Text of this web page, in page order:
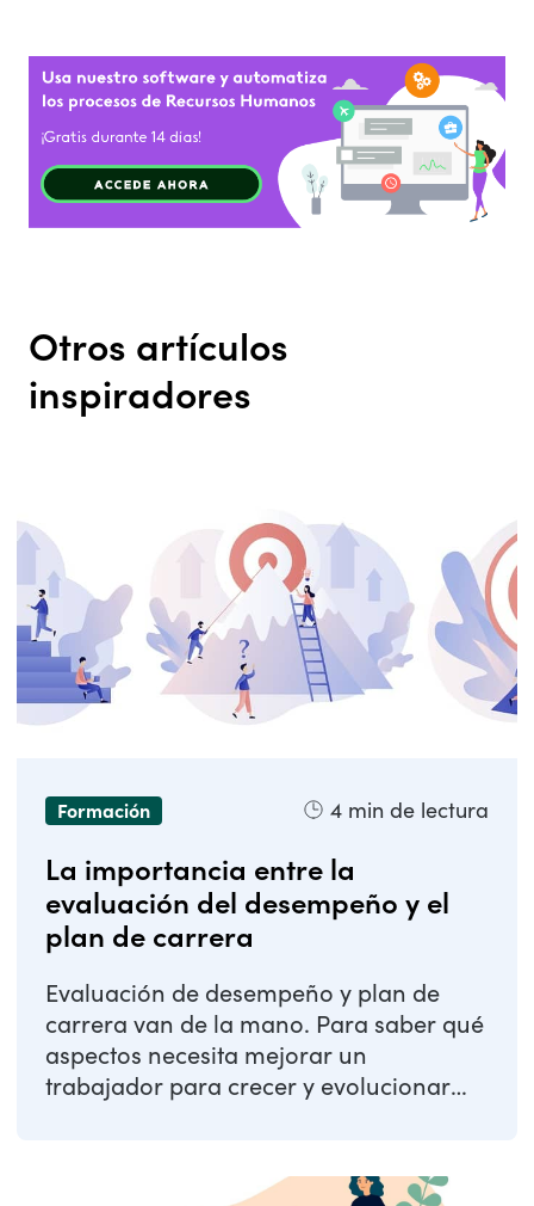
Otros artículos
inspiradores
Formación 4 min de lectura
La importancia entre la
evaluación del desempeño y el
plan de carrera
Evaluación de desempeño y plan de
carrera van de la mano. Para saber qué
aspectos necesita mejorar un
trabajador para crecer y evolucionar